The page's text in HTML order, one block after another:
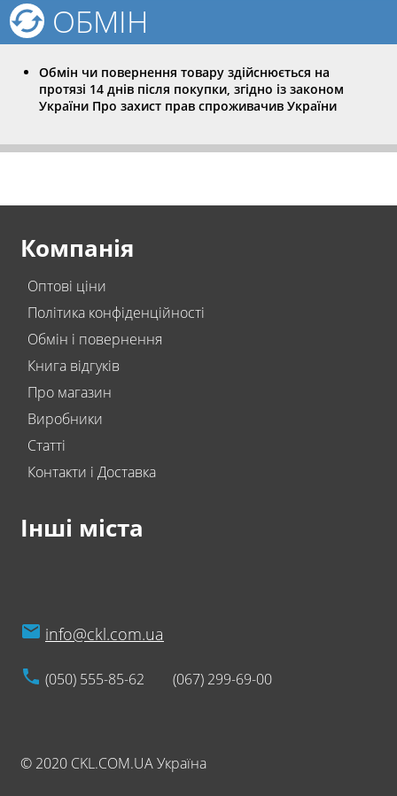
ОБМІН
Обмін чи повернення товару здійснюється на
протязі 14 днів після покупки, згідно із законом
України Про захист прав спроживачив України
Компанія
Оптові ціни
Політика конфіденційності
Обмін і повернення
Книга відгуків
Про магазин
Виробники
Статті
Контакти і Доставка
Інші міста
info@ckl.com.ua
(050) 555-85-62 (067) 299-69-00
© 2020 CKL.COM.UA Україна